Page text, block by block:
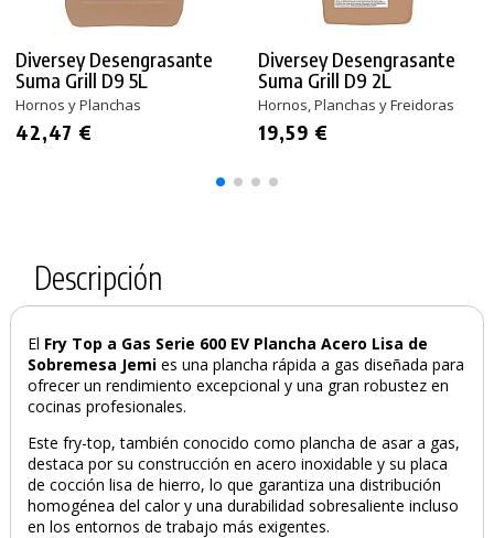
Diversey Desengrasante
Suma Grill D9 5L
Hornos y Planchas
42,47 €
Diversey Desengrasante
Suma Grill D9 2L
Hornos, Planchas y Freidoras
19,59 €
Descripción
El Fry Top a Gas Serie 600 EV Plancha Acero Lisa de
Sobremesa Jemi es una plancha rápida a gas diseñada para
ofrecer un rendimiento excepcional y una gran robustez en
cocinas profesionales.
Este fry-top, también conocido como plancha de asar a gas,
destaca por su construcción en acero inoxidable y su placa
de cocción lisa de hierro, lo que garantiza una distribución
homogénea del calor y una durabilidad sobresaliente incluso
en los entornos de trabajo más exigentes.